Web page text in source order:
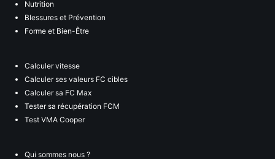
Nutrition
Blessures et Prévention
Forme et Bien-Être
Calculer vitesse
Calculer ses valeurs FC cibles
Calculer sa FC Max
Tester sa récupération FCM
Test VMA Cooper
Qui sommes nous ?